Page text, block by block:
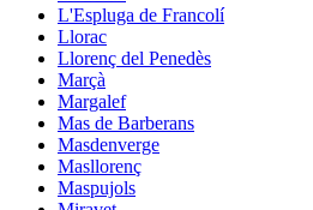
L'Espluga de Francolí
Llorac
Llorenç del Penedès
Marçà
Margalef
Mas de Barberans
Masdenverge
Masllorenç
Maspujols